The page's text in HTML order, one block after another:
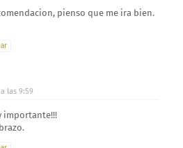
pienso que me ira bien.
las 9:59
importante!!!